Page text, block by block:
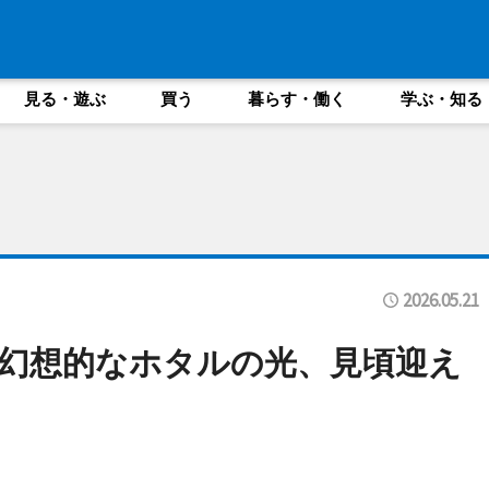
見る・遊ぶ 買う 暮らす・働く 学ぶ・知る
2026.05.21
想的なホタルの光、見頃迎え